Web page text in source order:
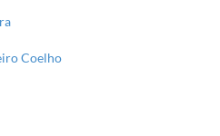
Coelho